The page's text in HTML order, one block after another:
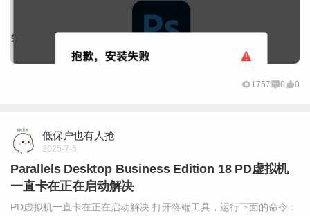
1757 0 0
低保户也有人抢
2025-7-5
Parallels Desktop Business Edition 18 PD虚拟机
一直卡在正在启动解决
PD虚拟机一直卡在正在启动解决 打开终端工具，运行下面的命令：